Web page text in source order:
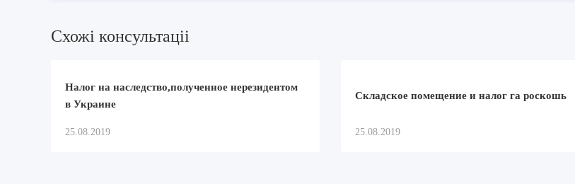
Схожi консультацii
Налог на наследство,полученное нерезидентом
в Украине
25.08.2019
Складское помещение и налог га роскошь
25.08.2019